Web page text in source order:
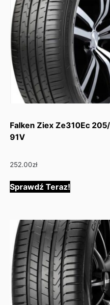
Falken Ziex Ze310Ec
91V
252.00zł
Sprawdź Teraz!